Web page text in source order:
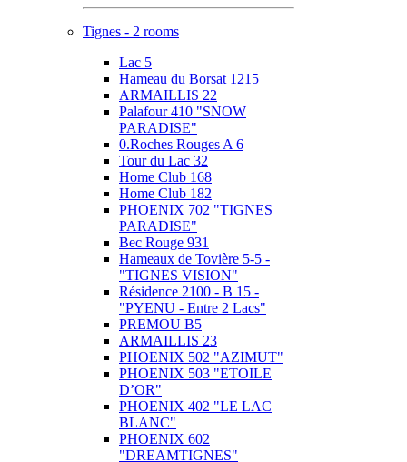
Tignes - 2 rooms
Lac 5
Hameau du Borsat 1215
ARMAILLIS 22
Palafour 410 "SNOW
PARADISE"
0.Roches Rouges A 6
Tour du Lac 32
Home Club 168
Home Club 182
PHOENIX 702 "TIGNES
PARADISE"
Bec Rouge 931
Hameaux de Tovière 5-5 -
"TIGNES VISION"
Résidence 2100 - B 15 -
"PYENU - Entre 2 Lacs"
PREMOU B5
ARMAILLIS 23
PHOENIX 502 "AZIMUT"
PHOENIX 503 "ETOILE
D’OR"
PHOENIX 402 "LE LAC
BLANC"
PHOENIX 602
"DREAMTIGNES"